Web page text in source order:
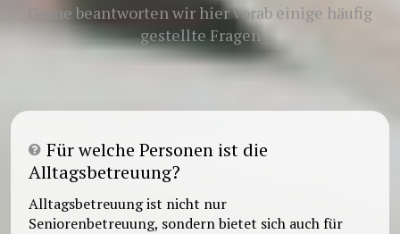
Gerne beantworten wir hier vorab einige häufig
gestellte Fragen
Für welche Personen ist die
Alltagsbetreuung?
Alltagsbetreuung ist nicht nur
Seniorenbetreuung, sondern bietet sich auch für